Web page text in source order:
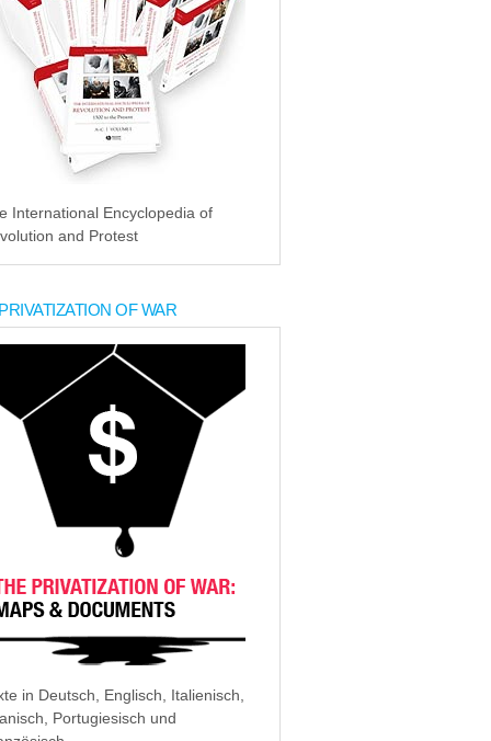
International Encyclopedia of
and Protest
OF WAR
in Deutsch, Englisch, Italienisch,
Portugiesisch und